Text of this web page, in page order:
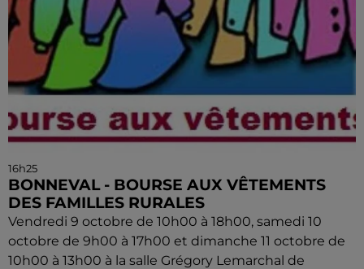
16h25
BONNEVAL - BOURSE AUX VÊTEMENTS
DES FAMILLES RURALES
Vendredi 9 octobre de 10h00 à 18h00, samedi 10
octobre de 9h00 à 17h00 et dimanche 11 octobre de
10h00 à 13h00 à la salle Grégory Lemarchal de